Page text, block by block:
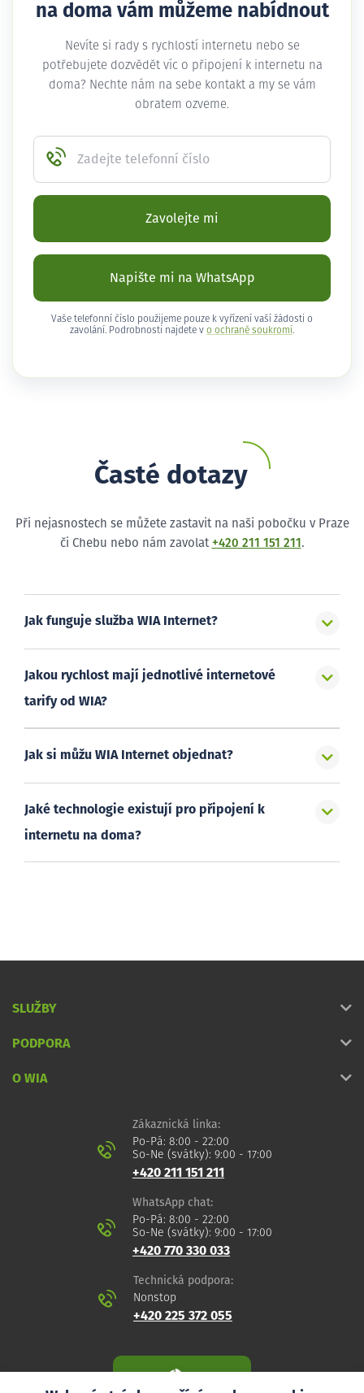
na doma vám můžeme nabídnout
Nevíte si rady s rychlostí internetu nebo se
potřebujete dozvědět víc o připojení k internetu na
doma? Nechte nám na sebe kontakt a my se vám
obratem ozveme.
Zadejte telefonní číslo
Zavolejte mi
Napište mi na WhatsApp
Vaše telefonní číslo použijeme pouze k vyřízení vaší žádosti o
zavolání. Podrobnosti najdete v o ochraně soukromí .
Časté dotazy
Při nejasnostech se můžete zastavit na naši pobočku v Praze
či Chebu nebo nám zavolat +420 211 151 211 .
Jak funguje služba WIA Internet?
Jakou rychlost mají jednotlivé internetové
tarify od WIA?
Jak si můžu WIA Internet objednat?
Jaké technologie existují pro připojení k
internetu na doma?
SLUŽBY
PODPORA
O WIA
Zákaznická linka:
Po-Pá: 8:00 - 22:00
So-Ne (svátky): 9:00 - 17:00
+420 211 151 211
WhatsApp chat:
Po-Pá: 8:00 - 22:00
So-Ne (svátky): 9:00 - 17:00
+420 770 330 033
Technická podpora:
Nonstop
+420 225 372 055